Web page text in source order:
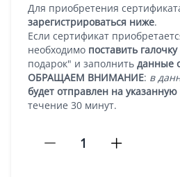
Для приобретения
зарегистрироваться ниже.
Если сертификат
необходимо поставить галочку
подарок" и заполнить данные
ОБРАЩАЕМ ВНИМАНИЕ: в
будет отправлен на указанную
течение 30 минут.
1